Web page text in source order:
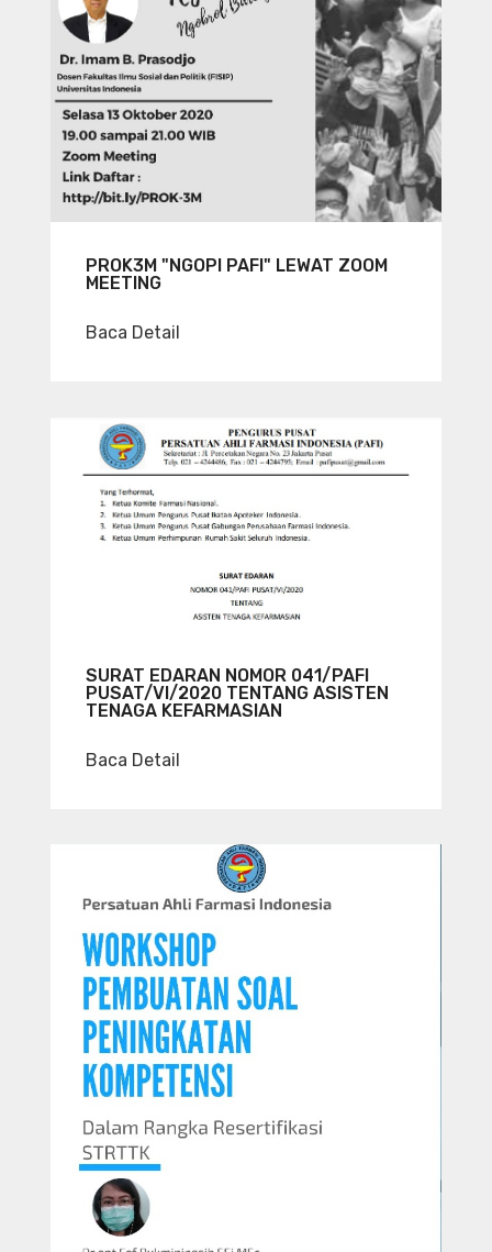
PROK3M "NGOPI PAFI" LEWAT ZOOM
MEETING
Baca Detail
SURAT EDARAN NOMOR 041/PAFI
PUSAT/VI/2020 TENTANG ASISTEN
TENAGA KEFARMASIAN
Baca Detail